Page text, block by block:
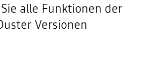
alle Funktionen der
Versionen